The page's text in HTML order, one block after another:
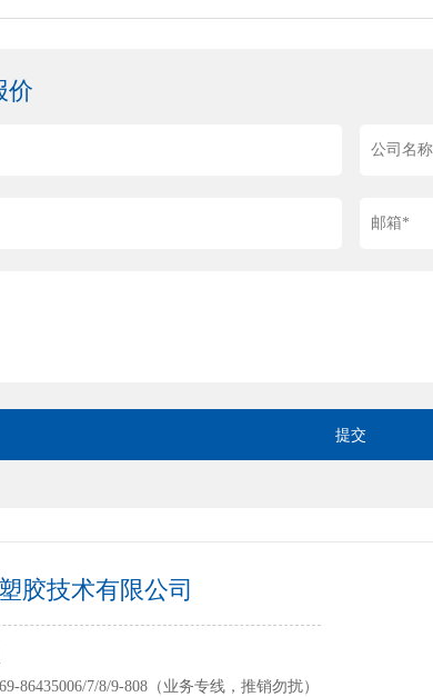
价
胶技术有限公司
86435006/7/8/9-808（业务专线，推销勿扰）